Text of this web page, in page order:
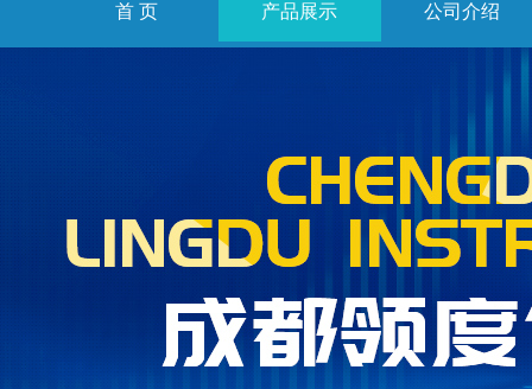
首 页 产品展示 公司介绍